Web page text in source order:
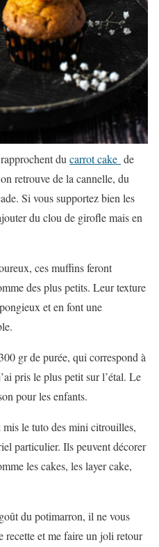
ducarrot cake de
retrouve de la cannelle, du
Si vous supportez bien les
du clou de girofle mais en
ces muffins feront
des plus petits. Leur texture
et en font une
gr de purée, qui correspond à
pris le plus petit sur l’étal. Le
pour les enfants.
le tuto des mini citrouilles,
particulier. Ils peuvent décorer
les cakes, les layer cake,
du potimarron, il ne vous
recette et me faire un joli retour